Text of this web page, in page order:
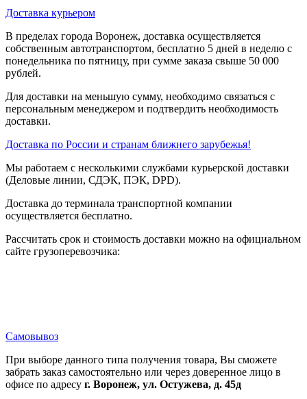
Доставка курьером
В пределах города Воронеж, доставка осуществляется
собственным автотранспортом, бесплатно 5 дней в неделю с
понедельника по пятницу, при сумме заказа свыше 50 000
рублей.
Для доставки на меньшую сумму, необходимо связаться с
персональным менеджером и подтвердить необходимость
доставки.
Доставка по России и странам ближнего зарубежья!
Мы работаем с несколькими службами курьерской доставки
(Деловые линии, СДЭК, ПЭК, DPD).
Доставка до терминала транспортной компании
осуществляется бесплатно.
Рассчитать срок и стоимость доставки можно на официальном
сайте грузоперевозчика:
Самовывоз
При выборе данного типа получения товара, Вы сможете
забрать заказ самостоятельно или через доверенное лицо в
офисе по адресу г. Воронеж, ул. Остужева, д. 45д